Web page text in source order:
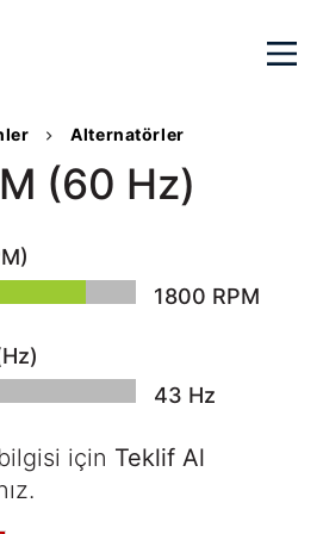
Alternatörler
(60 Hz)
1800 RPM
44 Hz
için Teklif Al